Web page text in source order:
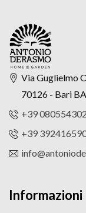
Via Guglielmo
70126 - Bari BA
+39
+39
Informazioni